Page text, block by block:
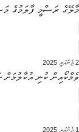
މާލޭގެ ރަސްމީ ފާލަމުގެ
2 ޖެނުއަރީ 2025
ވެމްކޯއިން ކުނި އުކާލުމަށް ނަގާ ފީ 50
1 ޖެނުއަރީ 2025